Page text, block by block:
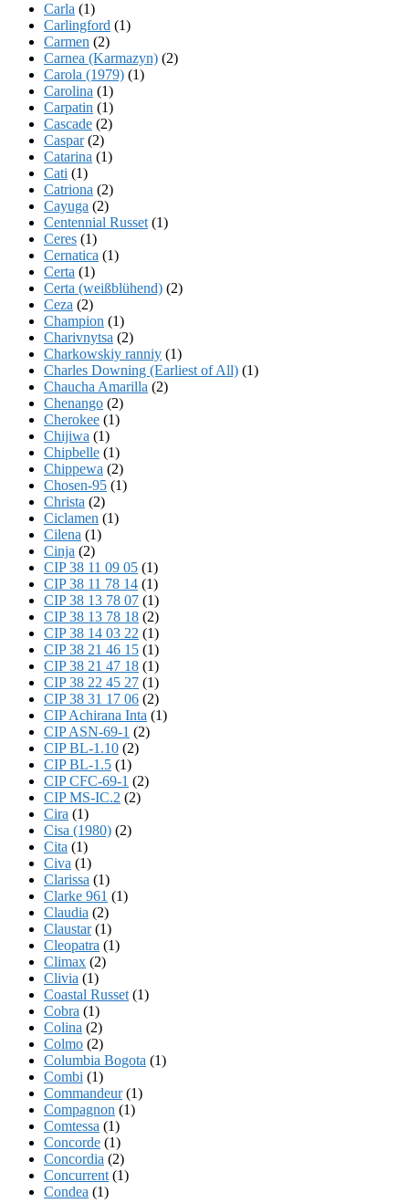
Carla (1)
Carlingford (1)
Carmen (2)
Carnea (Karmazyn) (2)
Carola (1979) (1)
Carolina (1)
Carpatin (1)
Cascade (2)
Caspar(2)
Catarina (1)
Cati (1)
Catriona (2)
Cayuga (2)
Centennial Russet (1)
Ceres (1)
Cernatica (1)
Certa (1)
Certa (weißblühend) (2)
Ceza (2)
Champion (1)
Charivnytsa (2)
Charkowskiy ranniy (1)
Charles Downing (Earliest of All) (1)
Chaucha Amarilla (2)
Chenango (2)
Cherokee (1)
Chijiwa (1)
Chipbelle (1)
Chippewa (2)
Chosen-95 (1)
Christa (2)
Ciclamen (1)
Cilena (1)
Cinja (2)
CIP 38 11 09 05 (1)
CIP 38 11 78 14 (1)
CIP 38 13 78 07 (1)
CIP 38 13 78 18 (2)
CIP 38 14 03 22 (1)
CIP 38 21 46 15 (1)
CIP 38 21 47 18 (1)
CIP 38 22 45 27 (1)
CIP 38 31 17 06 (2)
CIP Achirana Inta (1)
CIP ASN-69-1 (2)
CIP BL-1.10 (2)
CIP BL-1.5 (1)
CIP CFC-69-1 (2)
CIP MS-IC.2 (2)
Cira (1)
Cisa (1980) (2)
Cita (1)
Civa (1)
Clarissa (1)
Clarke 961 (1)
Claudia (2)
Claustar(1)
Cleopatra (1)
Climax (2)
Clivia (1)
Coastal Russet (1)
Cobra (1)
Colina (2)
Colmo (2)
Columbia Bogota (1)
Combi (1)
Commandeur(1)
Compagnon (1)
Comtessa (1)
Concorde (1)
Concordia (2)
Concurrent (1)
Condea (1)